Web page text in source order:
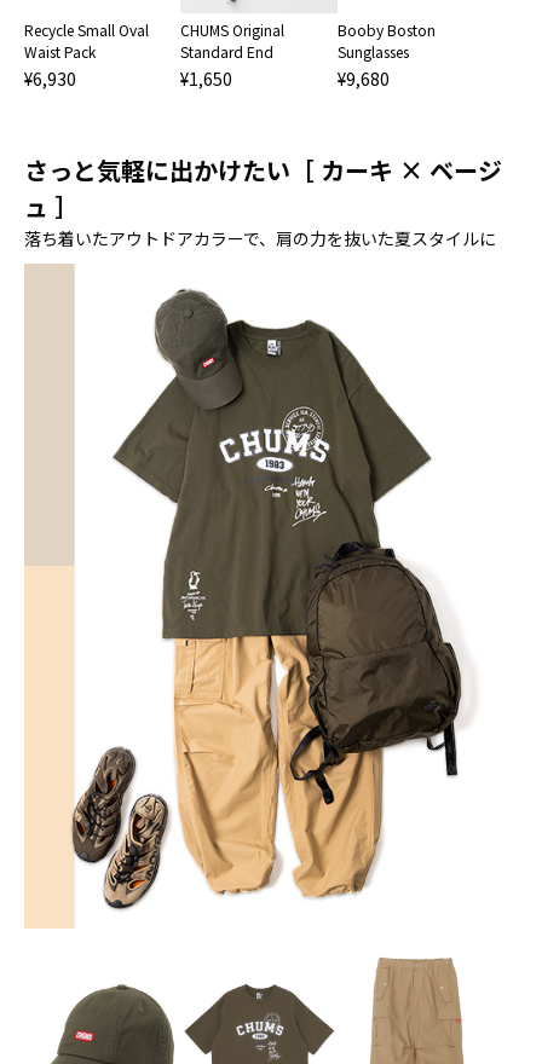
Recycle Small Oval
Waist Pack
¥6,930
CHUMS Original
Standard End
¥1,650
Booby Boston
Sunglasses
¥9,680
さっと気軽に出かけたい［ カーキ × ベージ
ュ ］
落ち着いたアウトドアカラーで、肩の力を抜いた夏スタイルに